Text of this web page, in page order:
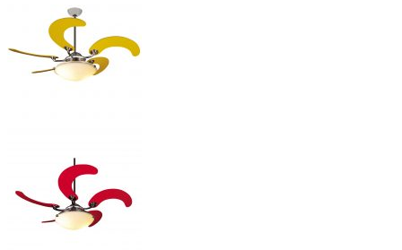
Đèn chùm pha lê có kèm quạt – Crystal
Liên hệ ngay với Mr.Vũ để sở hữu
năm – Miễn phí lắp đặt – Tư vấn nhanh: 09.1102.1102